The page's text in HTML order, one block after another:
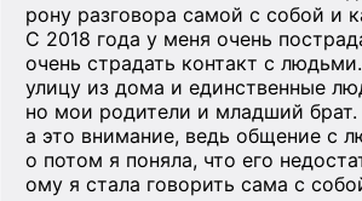
рону разговора самой с собой и
С 2018 года у меня очень
очень страдать контакт с
улицу из дома и единственные
но мои родители и младший
а это внимание, ведь общение с
о потом я поняла, что его
ому я стала говорить сама с